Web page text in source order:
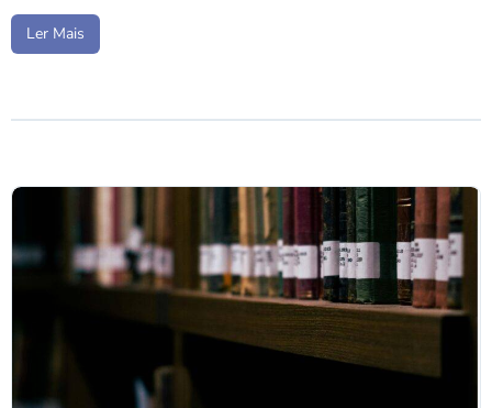
Ler Mais